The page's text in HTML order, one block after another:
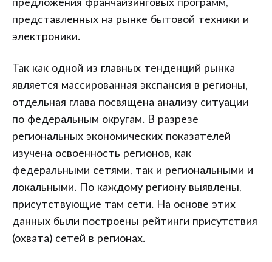
предложения франчайзинговых программ,
представленных на рынке бытовой техники и
электроники.
Так как одной из главных тенденций рынка
является массированная экспансия в регионы,
отдельная глава посвящена анализу ситуации
по федеральным округам. В разрезе
региональных экономических показателей
изучена освоенность регионов, как
федеральными сетями, так и региональными и
локальными. По каждому региону выявлены,
присутствующие там сети. На основе этих
данных были построены рейтинги присутствия
(охвата) сетей в регионах.